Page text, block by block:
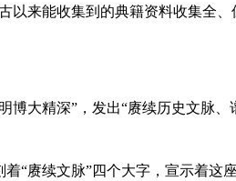
以来能收集到的典籍资料收集全
博大精深”，发出“赓续历史文脉、
“赓续文脉”四个大字，宣示着这